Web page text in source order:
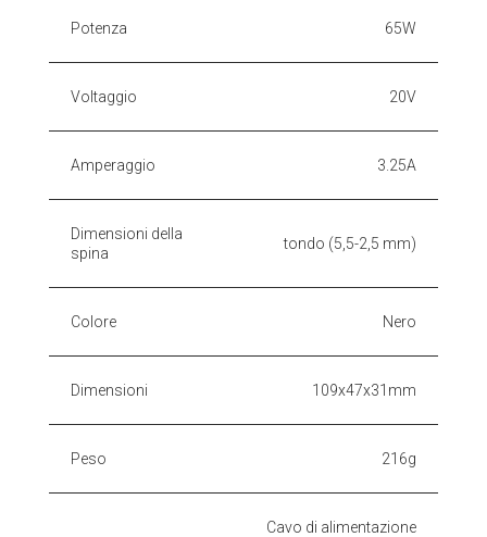
Potenza 65W
Voltaggio 20V
Amperaggio 3.25A
Dimensioni della
spina
tondo (5,5-2,5 mm)
Colore Nero
Dimensioni 109x47x31mm
Peso 216g
Cavo di alimentazione